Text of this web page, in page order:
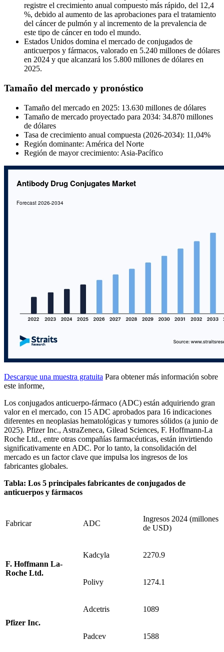
registre el crecimiento anual compuesto más rápido, del 12,4
%, debido al aumento de las aprobaciones para el tratamiento
del cáncer de pulmón y al incremento de la prevalencia de
este tipo de cáncer en todo el mundo.
Estados Unidos domina el mercado de conjugados de
anticuerpos y fármacos, valorado en 5.240 millones de dólares
en 2024 y que alcanzará los 5.800 millones de dólares en
2025.
Tamaño del mercado y pronóstico
Tamaño del mercado en 2025: 13.630 millones de dólares
Tamaño de mercado proyectado para 2034: 34.870 millones
de dólares
Tasa de crecimiento anual compuesta (2026-2034): 11,04%
Región dominante: América del Norte
Región de mayor crecimiento: Asia-Pacífico
Descargue una muestra gratuita Para obtener más información sobre
este informe,
Los conjugados anticuerpo-fármaco (ADC) están adquiriendo gran
valor en el mercado, con 15 ADC aprobados para 16 indicaciones
diferentes en neoplasias hematológicas y tumores sólidos (a junio de
2025). Pfizer Inc., AstraZeneca, Gilead Sciences, F. Hoffmann-La
Roche Ltd., entre otras compañías farmacéuticas, están invirtiendo
significativamente en ADC. Por lo tanto, la consolidación del
mercado es un factor clave que impulsa los ingresos de los
fabricantes globales.
Tabla: Los 5 principales fabricantes de conjugados de
anticuerpos y fármacos
Fabricar ADC
Ingresos 2024 (millones
de USD)
F. Hoffmann La-
Roche Ltd.
Kadcyla 2270.9
Polivy 1274.1
Pfizer Inc.
Adcetris 1089
Padcev 1588